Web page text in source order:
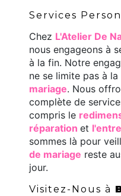
Services
Chez L'Atelier De
nous engageons à
à la fin. Notre
ne se limite pas à
mariage. Nous
complète de
compris le
réparation et
sommes là pour
de mariage reste
jour.
Visitez-Nous à